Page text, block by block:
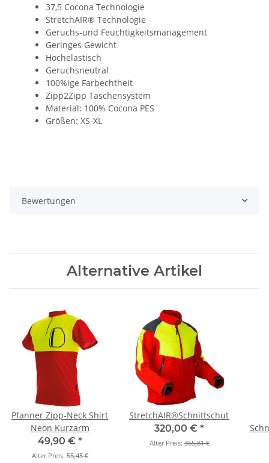
37,5 Cocona Technologie
StretchAIR® Technologie
Geruchs-und Feuchtigkeitsmanagement
Geringes Gewicht
Hochelastisch
Geruchsneutral
100%ige Farbechtheit
Zipp2Zipp Taschensystem
Material: 100% Cocona PES
Größen: XS-XL
Bewertungen
Alternative Artikel
Pfanner Zipp-Neck Shirt
Neon Kurzarm
49,90 € *
Alter Preis:55,45 €
StretchAIR®Schnittschutzjacke
320,00 € *
Alter Preis:355,81 €